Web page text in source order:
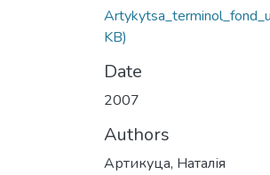
KB)
Date
2007
Authors
Артикуца, Наталія